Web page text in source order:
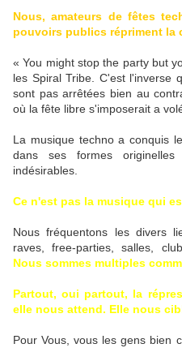
Nous, amateurs de fêtes
pouvoirs publics répriment la
« You might stop the party but
les Spiral Tribe. C'est l'inverse
sont pas arrêtées bien au
où la fête libre s'imposerait a
La musique techno a conquis
dans ses formes
indésirables.
Ce n'est pas la musique qui
Nous fréquentons les divers
raves, free-parties, salles,
Nous sommes multiples
Partout, oui partout, la
elle nous attend. Elle nous
Pour Vous, vous les gens bien